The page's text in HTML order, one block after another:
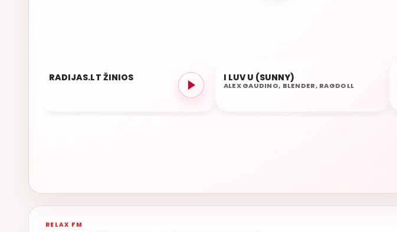
08:01
RADIJAS.LT ŽINIOS
ŽINIOS
07:58
I LUV U (SUNNY)
ALEX GAUDINO, BLENDER, RAGDOLL
RELAX FM